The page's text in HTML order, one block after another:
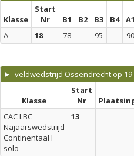
Klasse
Start
Nr
B1 B2 B3 B4 A1
A
18 78 - 95 - 90
► veldwedstrijd Ossendrecht op
Klasse
Start
Nr
CAC I.BC
Najaarswedstrijd
Continentaal I
solo
13